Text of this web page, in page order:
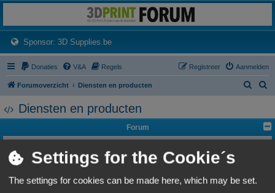
Het 3D print forum van de Benelux na de sluiting van 3dprintforum.nl
Sponsor: 3D Supplies.be(Opens a new tab)
Donaties V&A Regels Aanmelden
Registreer
Forumoverzicht Diensten en producten
k
Diensten en producten
Forum
Alles over 3D print websites, winkels, reviews etc...
Onderwerpen: 8
Filament, pellets en grondstoffen
Alles rond specifieke 3D print grondstoffen (filament, poeders,
Settings for the Cookie´s
The settings for cookies can be made here, which may be set.